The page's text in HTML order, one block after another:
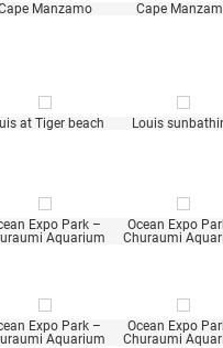
Manzamo Cape
at Tiger beach Louis
Expo Park –
Aquarium
Ocean Expo
Churaumi
Expo Park –
Aquarium
Ocean Expo
Churaumi